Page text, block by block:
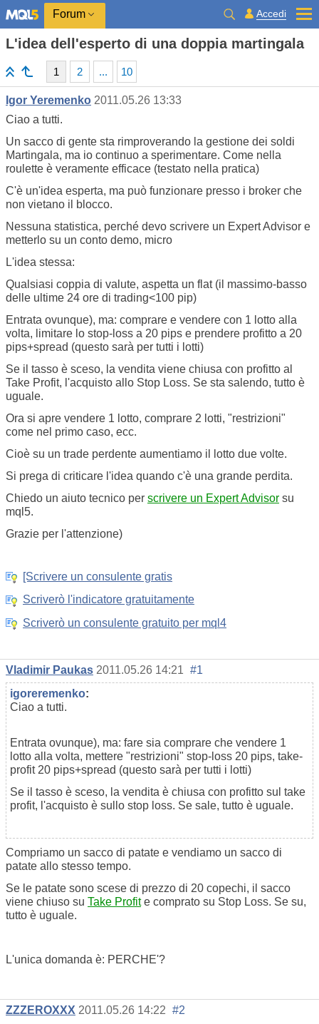
Forum Accedi
L'idea dell'esperto di una doppia martingala
1 2 ... 10
Igor Yeremenko 2011.05.26 13:33
Ciao a tutti.
Un sacco di gente sta rimproverando la gestione dei soldi
Martingala, ma io continuo a sperimentare. Come nella
roulette è veramente efficace (testato nella pratica)
C'è un'idea esperta, ma può funzionare presso i broker che
non vietano il blocco.
Nessuna statistica, perché devo scrivere un Expert Advisor e
metterlo su un conto demo, micro
L'idea stessa:
Qualsiasi coppia di valute, aspetta un flat (il massimo-basso
delle ultime 24 ore di trading<100 pip)
Entrata ovunque), ma: comprare e vendere con 1 lotto alla
volta, limitare lo stop-loss a 20 pips e prendere profitto a 20
pips+spread (questo sarà per tutti i lotti)
Se il tasso è sceso, la vendita viene chiusa con profitto al
Take Profit, l'acquisto allo Stop Loss. Se sta salendo, tutto è
uguale.
Ora si apre vendere 1 lotto, comprare 2 lotti, "restrizioni"
come nel primo caso, ecc.
Cioè su un trade perdente aumentiamo il lotto due volte.
Si prega di criticare l'idea quando c'è una grande perdita.
Chiedo un aiuto tecnico per scrivere un Expert Advisor su
mql5.
Grazie per l'attenzione)
[Scrivere un consulente gratis
Scriverò l'indicatore gratuitamente
Scriverò un consulente gratuito per mql4
Vladimir Paukas 2011.05.26 14:21 #1
igoreremenko:
Ciao a tutti.
Entrata ovunque), ma: fare sia comprare che vendere 1
lotto alla volta, mettere "restrizioni" stop-loss 20 pips, take-
profit 20 pips+spread (questo sarà per tutti i lotti)
Se il tasso è sceso, la vendita è chiusa con profitto sul take
profit, l'acquisto è sullo stop loss. Se sale, tutto è uguale.
Compriamo un sacco di patate e vendiamo un sacco di
patate allo stesso tempo.
Se le patate sono scese di prezzo di 20 copechi, il sacco
viene chiuso su Take Profite comprato su Stop Loss. Se su,
tutto è uguale.
L'unica domanda è: PERCHE'?
ZZZEROXXX 2011.05.26 14:22 #2